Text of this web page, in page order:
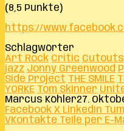
(8,5 Punkte)
https://
Schlagwörter
Art Rock Critic Cutouts
jazz Jonny Greenwood
Side Project THE SMILE
YORKE Tom Skinner
Marcus Köhler27.
Facebook X LinkedIn
VKontakte Teile per E-